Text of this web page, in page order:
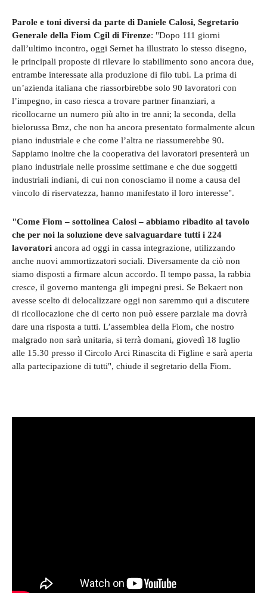
Parole e toni diversi da parte di Daniele Calosi, Segretario
Generale della Fiom Cgil di Firenze: "Dopo 111 giorni
dall’ultimo incontro, oggi Sernet ha illustrato lo stesso disegno,
le principali proposte di rilevare lo stabilimento sono ancora due,
entrambe interessate alla produzione di filo tubi. La prima di
un’azienda italiana che riassorbirebbe solo 90 lavoratori con
l’impegno, in caso riesca a trovare partner finanziari, a
ricollocarne un numero più alto in tre anni; la seconda, della
bielorussa Bmz, che non ha ancora presentato formalmente alcun
piano industriale e che come l’altra ne riassumerebbe 90.
Sappiamo inoltre che la cooperativa dei lavoratori presenterà un
piano industriale nelle prossime settimane e che due soggetti
industriali indiani, di cui non conosciamo il nome a causa del
vincolo di riservatezza, hanno manifestato il loro interesse".
"Come Fiom – sottolinea Calosi – abbiamo ribadito al tavolo
che per noi la soluzione deve salvaguardare tutti i 224
lavoratori ancora ad oggi in cassa integrazione, utilizzando
anche nuovi ammortizzatori sociali. Diversamente da ciò non
siamo disposti a firmare alcun accordo. Il tempo passa, la rabbia
cresce, il governo mantenga gli impegni presi. Se Bekaert non
avesse scelto di delocalizzare oggi non saremmo qui a discutere
di ricollocazione che di certo non può essere parziale ma dovrà
dare una risposta a tutti. L’assemblea della Fiom, che nostro
malgrado non sarà unitaria, si terrà domani, giovedì 18 luglio
alle 15.30 presso il Circolo Arci Rinascita di Figline e sarà aperta
alla partecipazione di tutti", chiude il segretario della Fiom.